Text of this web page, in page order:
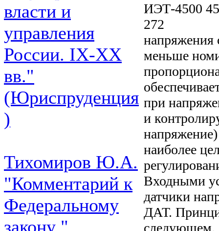
власти и
управления
России. IХ-ХХ
вв."
(Юриспруденция
)
Тихомиров Ю.А.
"Комментарий к
Федеральному
закону "
ИЭТ-4500
272
напряжения
меньше
при
и
наиболее
Входными
датчики
ДАТ.
следующем.